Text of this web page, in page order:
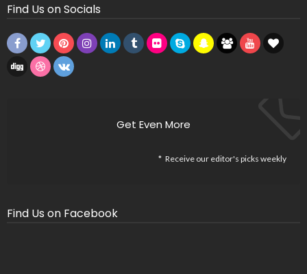
Find Us on Socials
Get Even More
Receive our editor's picks weekly
Find Us on Facebook